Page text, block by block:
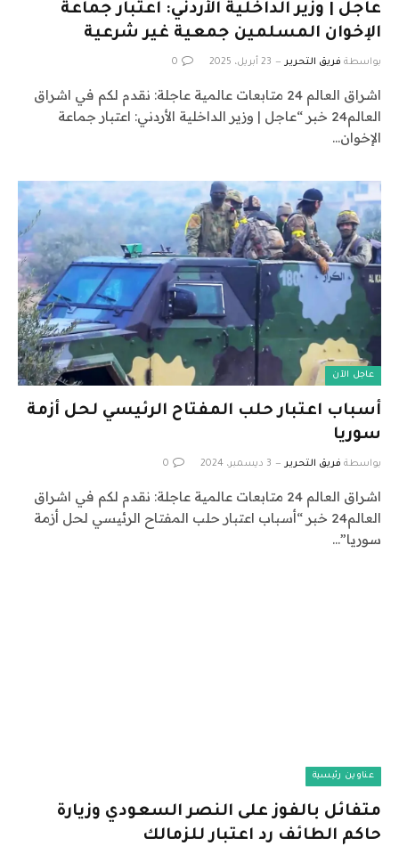
عاجل | وزير الداخلية الأردني: اعتبار جماعة
الإخوان المسلمين جمعية غير شرعية
بواسطة فريق التحرير 23 أبريل، 2025 0
اشراق العالم 24 متابعات عالمية عاجلة: نقدم لكم في اشراق
العالم24 خبر “عاجل | وزير الداخلية الأردني: اعتبار جماعة
الإخوان…
عاجل الآن
أسباب اعتبار حلب المفتاح الرئيسي لحل أزمة
سوريا
بواسطة فريق التحرير 3 ديسمبر، 2024 0
اشراق العالم 24 متابعات عالمية عاجلة: نقدم لكم في اشراق
العالم24 خبر “أسباب اعتبار حلب المفتاح الرئيسي لحل أزمة
سوريا”…
عناوين رئيسية
متفائل بالفوز على النصر السعودي وزيارة
حاكم الطائف رد اعتبار للزمالك